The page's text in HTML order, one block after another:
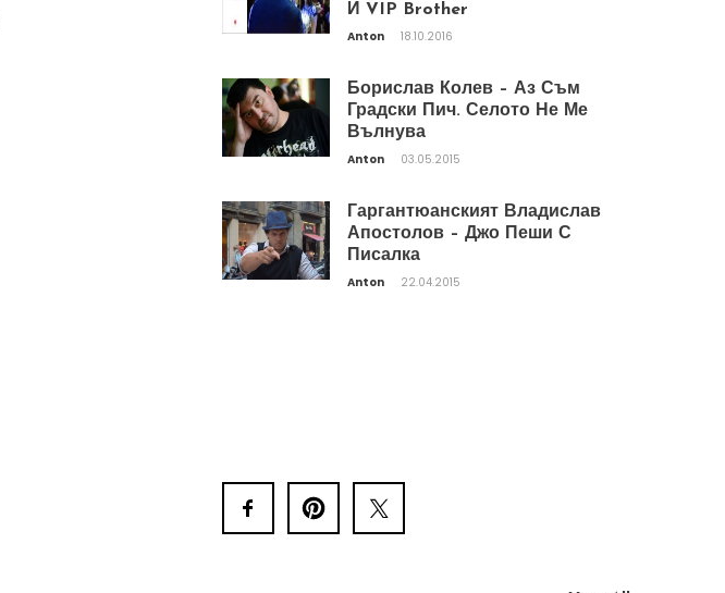
И VIP Brother
Anton 18.10.2016
Борислав Колев – Аз Съм
Градски Пич. Селото Не Ме
Вълнува
Anton 03.05.2015
Гаргантюанският Владислав
Апостолов – Джо Пеши С
Писалка
Anton 22.04.2015